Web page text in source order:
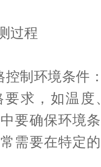
程
环境条件：
求，如温度
要确保环境
需要在特定